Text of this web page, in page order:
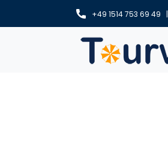
+49 1514 753 69 49 |